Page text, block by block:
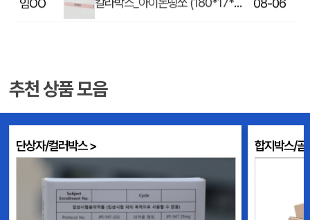
남OO 무브롱 액티브 퍼포먼스 썬크림 08-05
(OO 단상자
김OO 08-04
손잡이 합지박스
추천 상품 모음
단상자/컬러박스 >
단상자로만 포장해도
업되는 퀄리티!
합지박스/